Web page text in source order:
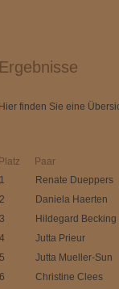
Ergebnisse
Hier finden Sie eine
Platz
Paar
1
Renate Dueppers
2
Daniela Haerten
3
Hildegard Becking
4
Jutta Prieur
5
Jutta Mueller-Sun
6
Christine Clees